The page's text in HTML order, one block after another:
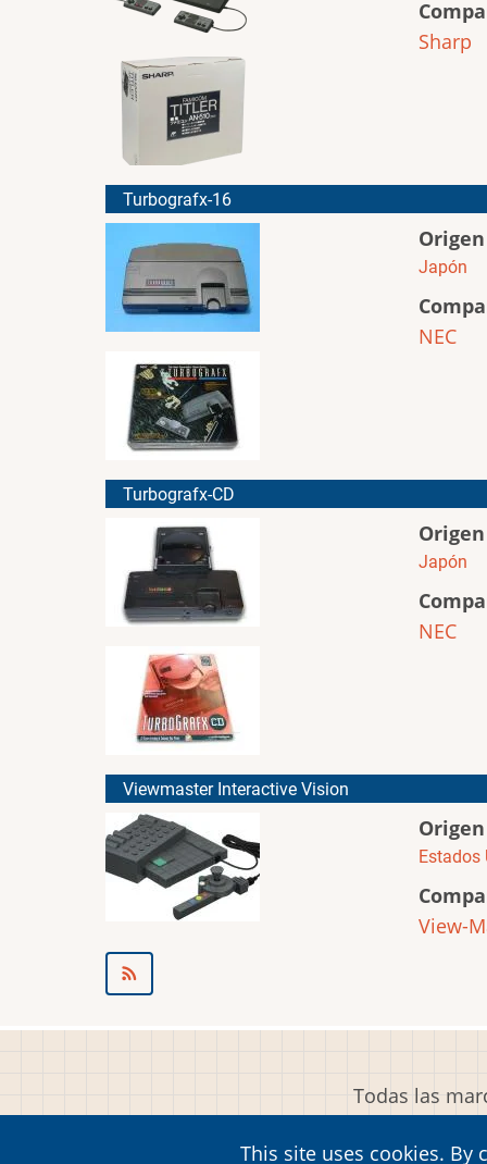
Sharp
Turbografx-16
Origen
Japón
NEC
Turbografx-CD
Origen
Japón
NEC
Viewmaster Interactive Vision
Origen
Estados
View-
Todas las
This site uses cookies.